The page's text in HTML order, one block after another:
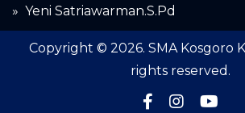
» Yeni Satriawarman.S.Pd
Copyright © 2026. SMA Kosgoro
rights reserved.